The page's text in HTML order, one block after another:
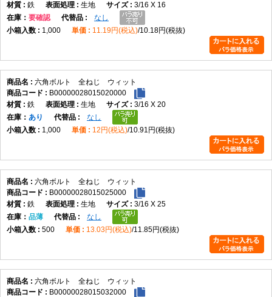
鉄
生地
3/16 X 16
在庫
要確認
なし
1,000
11.19円(税込) 10.18円(税抜)
六角ボルト 全ねじ ウィット
B00000028015020000
鉄
生地
3/16 X 20
在庫
あり
なし
1,000
12円(税込) 10.91円(税抜)
六角ボルト 全ねじ ウィット
B00000028015025000
鉄
生地
3/16 X 25
在庫
品薄
なし
500
13.03円(税込) 11.85円(税抜)
六角ボルト 全ねじ ウィット
B00000028015032000